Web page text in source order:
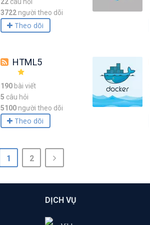
3722 người theo dõi
Theo dõi
HTML5
190bài viết
5 câu hỏi
5100 người theo dõi
Theo dõi
1 2
DỊCH VỤ